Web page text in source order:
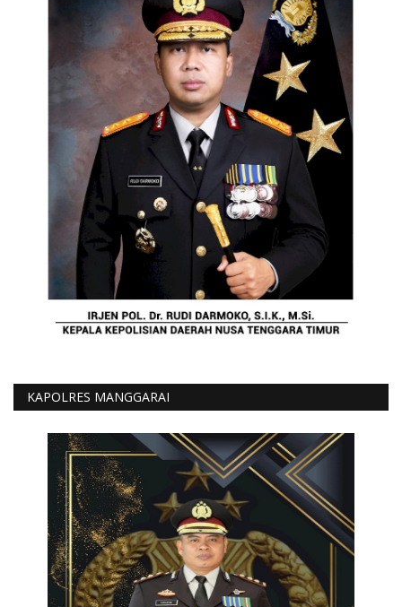
KAPOLRES MANGGARAI